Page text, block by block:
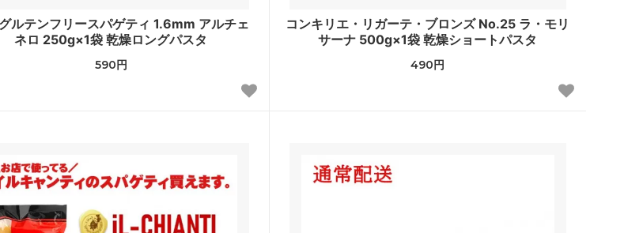
ルテンフリースパゲティ 1.6mm アルチェ
ネロ 250g×1袋 乾燥ロングパスタ
590円
コンキリエ・リガーテ・ブロンズ No.25 ラ・モリ
サーナ 500g×1袋 乾燥ショートパスタ
490円